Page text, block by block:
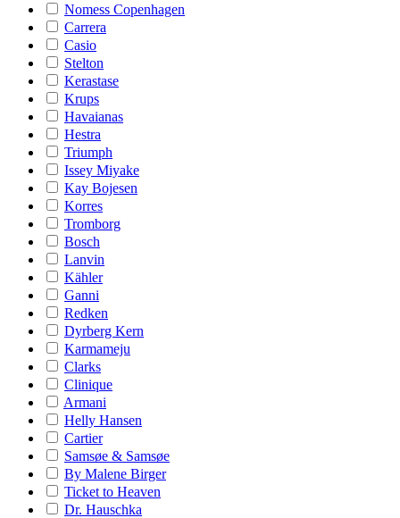
Nomess Copenhagen
Carrera
Casio
Stelton
Kerastase
Krups
Havaianas
Hestra
Triumph
Issey Miyake
Kay Bojesen
Korres
Tromborg
Bosch
Lanvin
Kähler
Ganni
Redken
Dyrberg Kern
Karmameju
Clarks
Clinique
Armani
Helly Hansen
Cartier
Samsøe & Samsøe
By Malene Birger
Ticket to Heaven
Dr. Hauschka